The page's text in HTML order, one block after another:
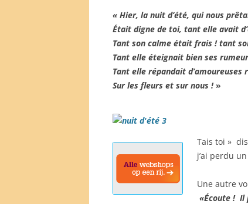
« Hier, la nuit d’été, qui nous
Était digne de toi, tant elle avait
Tant son calme était frais ! tant
Tant elle éteignait bien ses
Tant elle répandait d’amoureuses
Sur les fleurs et sur nous !»
Tais toi »
j’ai perdu
Une autre
«Écoute ! Il